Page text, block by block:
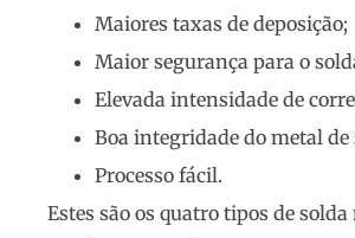
Maiores taxas de deposição;
Maior segurança para o
Elevada intensidade de
Boa integridade do metal de
Processo fácil.
Estes são os quatro tipos de